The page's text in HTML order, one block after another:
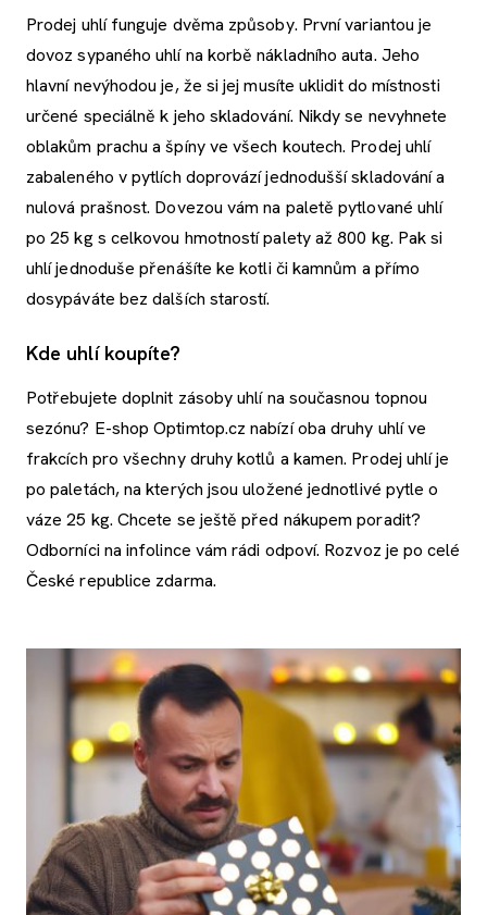
Prodej uhlí funguje dvěma způsoby. První variantou je
dovoz sypaného uhlí na korbě nákladního auta. Jeho
hlavní nevýhodou je, že si jej musíte uklidit do místnosti
určené speciálně k jeho skladování. Nikdy se nevyhnete
oblakům prachu a špíny ve všech koutech. Prodej uhlí
zabaleného v pytlích doprovází jednodušší skladování a
nulová prašnost. Dovezou vám na paletě pytlované uhlí
po 25 kg s celkovou hmotností palety až 800 kg. Pak si
uhlí jednoduše přenášíte ke kotli či kamnům a přímo
dosypáváte bez dalších starostí.
Kde uhlí koupíte?
Potřebujete doplnit zásoby uhlí na současnou topnou
sezónu? E-shop Optimtop.cz nabízí oba druhy uhlí ve
frakcích pro všechny druhy kotlů a kamen. Prodej uhlí je
po paletách, na kterých jsou uložené jednotlivé pytle o
váze 25 kg. Chcete se ještě před nákupem poradit?
Odborníci na infolince vám rádi odpoví. Rozvoz je po celé
České republice zdarma.